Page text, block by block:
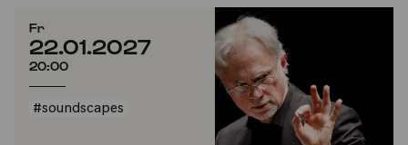
Fr
22.01.2027
20:00
#soundscapes